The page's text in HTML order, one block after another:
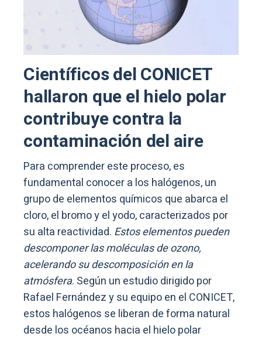
Científicos del CONICET
hallaron que el hielo polar
contribuye contra la
contaminación del aire
Para comprender este proceso, es
fundamental conocer a los halógenos, un
grupo de elementos químicos que abarca el
cloro, el bromo y el yodo, caracterizados por
su alta reactividad. Estos elementos pueden
descomponer las moléculas de ozono,
acelerando su descomposición en la
atmósfera. Según un estudio dirigido por
Rafael Fernández y su equipo en el CONICET,
estos halógenos se liberan de forma natural
desde los océanos hacia el hielo polar